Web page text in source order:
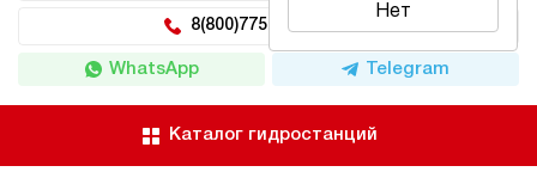
Нет
8(800)775-04-62 доб 2
WhatsApp Telegram
Каталог гидростанций